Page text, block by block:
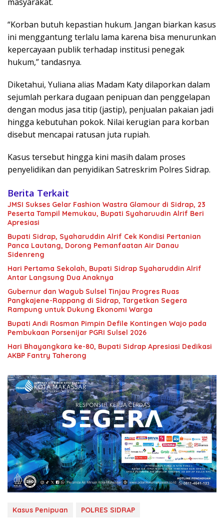
“Korban butuh kepastian hukum. Jangan biarkan kasus
ini menggantung terlalu lama karena bisa menurunkan
kepercayaan publik terhadap institusi penegak
hukum,” tandasnya.
Diketahui, Yuliana alias Madam Katy dilaporkan dalam
sejumlah perkara dugaan penipuan dan penggelapan
dengan modus jasa titip (jastip), penjualan pakaian jadi
hingga kebutuhan pokok. Nilai kerugian para korban
disebut mencapai ratusan juta rupiah.
Kasus tersebut hingga kini masih dalam proses
penyelidikan dan penyidikan Satreskrim Polres Sidrap.
Berita Terkait
JMSI Sukses Gelar Fashion Wastra Glamour di Sidrap, 23
Peserta Tampil Memukau, Bupati Syaharuudin Alrif Beri
Apresiasi
Bupati Sidrap, Syaharuddin Alrif Cek Kondisi Pertanian
Panca Lautang, Dorong Pemanfaatan Air Danau
Sidenreng
Hari Pertama Sekolah, Bupati Sidrap Syaharuddin Alrif
Antar Langsung Dua Anaknya
Gubernur dan Wagub Sulsel Tinjau Progres Ruas
Pangkajene-Rappang di Sidrap, Targetkan Segera
Rampung untuk Dukung Ekonomi Warga
Bupati Andi Rosman Pimpin Defile Kontingen Wajo pada
Pembukaan Porsenijar PGRI Sulsel 2026
Hari Bhayangkara ke-80, Bupati Sidrap Apresiasi Dedikasi
AKBP Fantry Taherong
Kasus Penipuan POLRES SIDRAP